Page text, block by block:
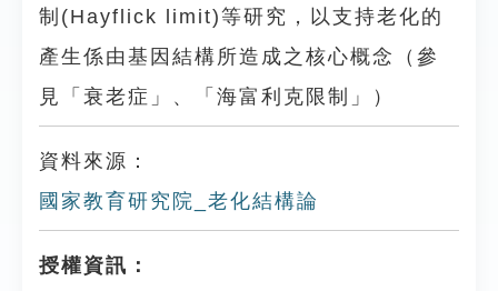
制(Hayflick limit)等研究，以支持老化的
產生係由基因結構所造成之核心概念（參
見「衰老症」、「海富利克限制」）
資料來源：
國家教育研究院_老化結構論
授權資訊：